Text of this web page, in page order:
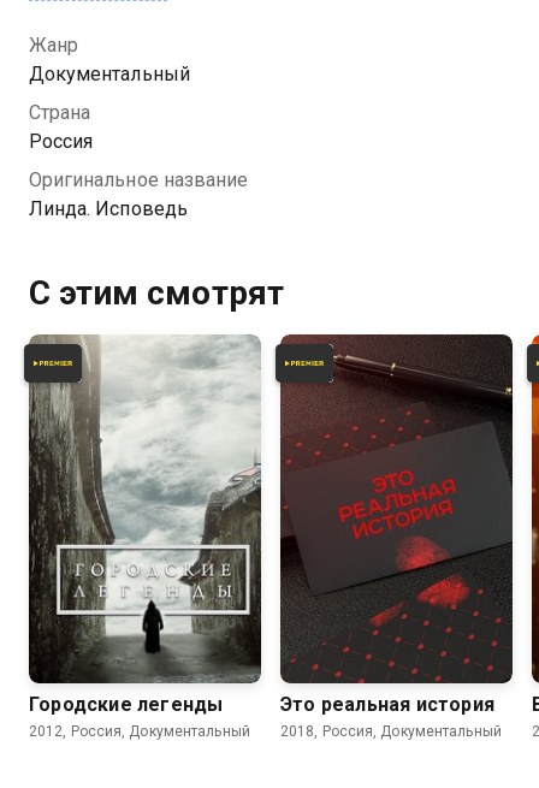
Жанр
Документальный
Страна
Россия
Оригинальное название
Линда. Исповедь
С этим смотрят
4.7
Городские легенды
2012, Россия, Документальный
Это реальная история
2018, Россия, Документальный